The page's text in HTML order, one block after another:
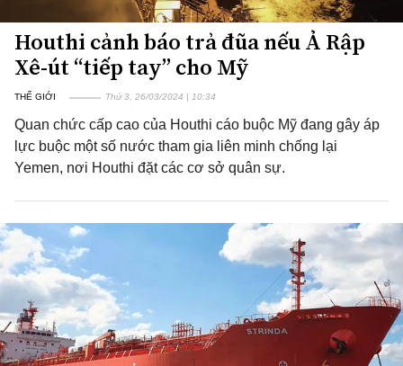
Houthi cảnh báo trả đũa nếu Ả Rập
Xê-út “tiếp tay” cho Mỹ
THẾ GIỚI Thứ 3, 26/03/2024 | 10:34
Quan chức cấp cao của Houthi cáo buộc Mỹ đang gây áp
lực buộc một số nước tham gia liên minh chống lại
Yemen, nơi Houthi đặt các cơ sở quân sự.